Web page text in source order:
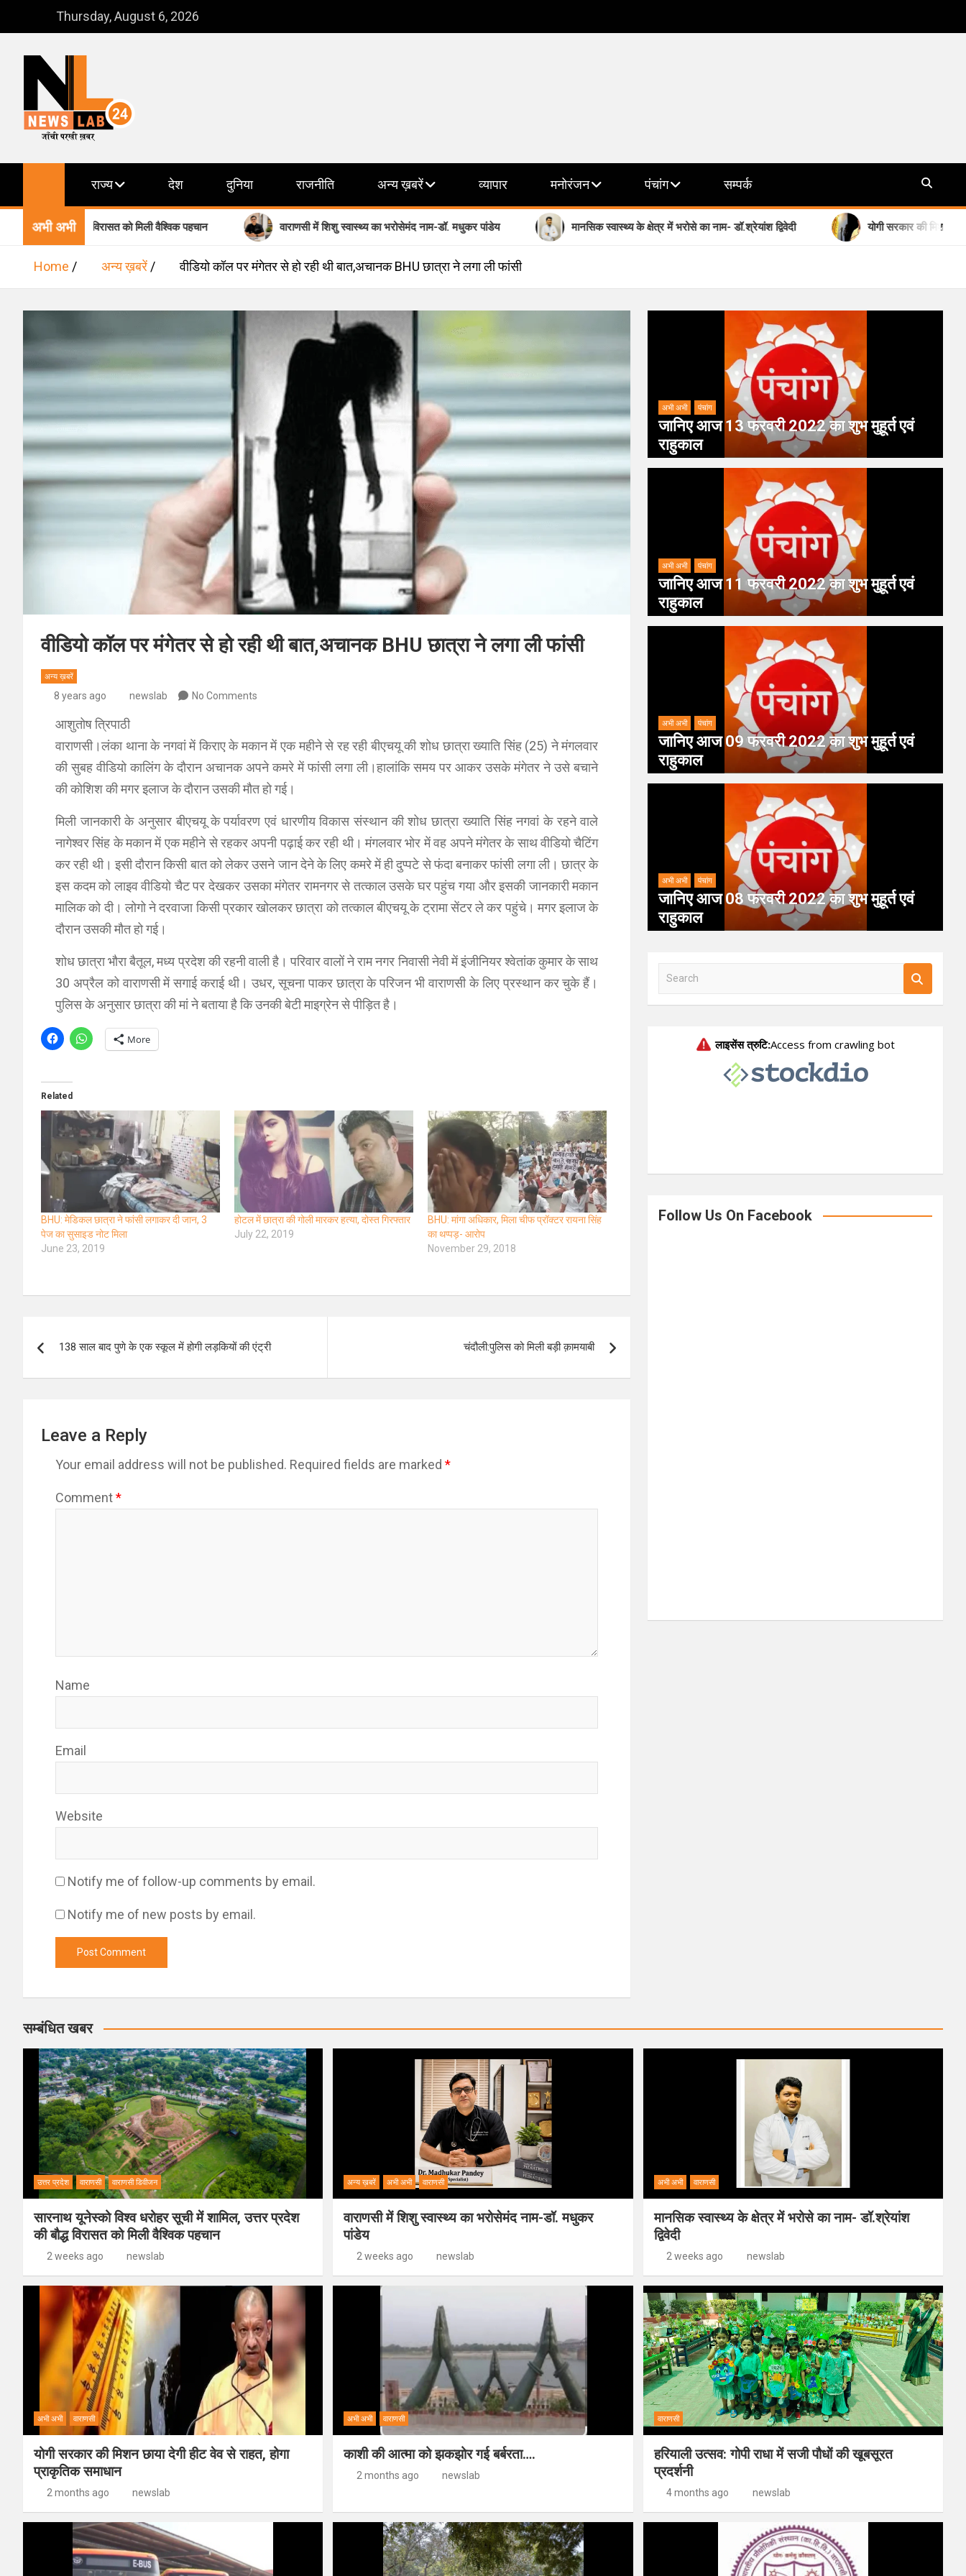
Thursday, August 6, 2026
NewsLab24
राज्य देश दुनिया राजनीति अन्य ख़बरें व्यापार मनोरंजन पंचांग सम्पर्क
अभी अभी
विरासत को मिली वैश्विक पहचान वाराणसी में शिशु स्वास्थ्य का भरोसेमंद नाम-डॉ. मधुकर पांडेय मानसिक स्वास्थ्य के क्षेत्र में भरोसे का नाम- डॉ.श्रेयांश द्विवेदी योगी सरकार की मिशन छाया देगी हीट वेव
Home अन्य ख़बरें वीडियो कॉल पर मंगेतर से हो रही थी बात,अचानक BHU छात्रा ने लगा ली फांसी
वीडियो कॉल पर मंगेतर से हो रही थी बात,अचानक BHU छात्रा ने लगा ली फांसी
अन्य ख़बरें
8 years ago newslab No Comments
आशुतोष त्रिपाठी
वाराणसी।लंका थाना के नगवां में किराए के मकान में एक महीने से रह रही बीएचयू की शोध छात्रा ख्याति सिंह (25) ने मंगलवार
की सुबह वीडियो कालिंग के दौरान अचानक अपने कमरे में फांसी लगा ली।हालांकि समय पर आकर उसके मंगेतर ने उसे बचाने
की कोशिश की मगर इलाज के दौरान उसकी मौत हो गई।
मिली जानकारी के अनुसार बीएचयू के पर्यावरण एवं धारणीय विकास संस्थान की शोध छात्रा ख्याति सिंह नगवां के रहने वाले
नागेश्वर सिंह के मकान में एक महीने से रहकर अपनी पढ़ाई कर रही थी। मंगलवार भोर में वह अपने मंगेतर के साथ वीडियो चैटिंग
कर रही थी। इसी दौरान किसी बात को लेकर उसने जान देने के लिए कमरे में ही दुप्पटे से फंदा बनाकर फांसी लगा ली। छात्र के
इस कदम को लाइव वीडियो चैट पर देखकर उसका मंगेतर रामनगर से तत्काल उसके घर पहुंच गया और इसकी जानकारी मकान
मालिक को दी। लोगो ने दरवाजा किसी प्रकार खोलकर छात्रा को तत्काल बीएचयू के ट्रामा सेंटर ले कर पहुंचे। मगर इलाज के
दौरान उसकी मौत हो गई।
शोध छात्रा भौरा बैतूल, मध्य प्रदेश की रहनी वाली है। परिवार वालों ने राम नगर निवासी नेवी में इंजीनियर श्वेतांक कुमार के साथ
30 अप्रैल को वाराणसी में सगाई कराई थी। उधर, सूचना पाकर छात्रा के परिजन भी वाराणसी के लिए प्रस्थान कर चुके हैं।
पुलिस के अनुसार छात्रा की मां ने बताया है कि उनकी बेटी माइग्रेन से पीड़ित है।
More
Related
BHU: मेडिकल छात्रा ने फांसी लगाकर दी जान, 3
पेज का सुसाइड नोट मिला
June 23, 2019
होटल में छात्रा की गोली मारकर हत्‍या, दोस्त गिरफ्तार
July 22, 2019
BHU: मांगा अधिकार, मिला चीफ प्रॉक्टर रायना सिंह
का थप्पड़- आरोप
November 29, 2018
navigation
138 साल बाद पुणे के एक स्कूल में होगी लड़कियों की एंट्री चंदौली:पुलिस को मिली बड़ी क़ामयाबी
Leave a Reply
Your email address will not be published. Required fields are marked *
Comment*
Name
Email
Website
Notify me of follow-up comments by email.
Notify me of new posts by email.
अभी अभी पंचांग
जानिए आज 13 फरवरी 2022 का शुभ मुहूर्त एवं
राहुकाल
अभी अभी पंचांग
जानिए आज 11 फरवरी 2022 का शुभ मुहूर्त एवं
राहुकाल
अभी अभी पंचांग
जानिए आज 09 फरवरी 2022 का शुभ मुहूर्त एवं
राहुकाल
अभी अभी पंचांग
जानिए आज 08 फरवरी 2022 का शुभ मुहूर्त एवं
राहुकाल
a
Follow Us On Facebook
सम्बंधित खबर
उत्तर प्रदेश वाराणसी वाराणसी डिवीजन
सारनाथ यूनेस्को विश्व धरोहर सूची में शामिल, उत्तर प्रदेश
की बौद्ध विरासत को मिली वैश्विक पहचान
2 weeks ago newslab
अन्य ख़बरें अभी अभी वाराणसी
वाराणसी में शिशु स्वास्थ्य का भरोसेमंद नाम-डॉ. मधुकर
पांडेय
2 weeks ago newslab
अभी अभी वाराणसी
मानसिक स्वास्थ्य के क्षेत्र में भरोसे का नाम- डॉ.श्रेयांश
द्विवेदी
2 weeks ago newslab
अभी अभी वाराणसी
योगी सरकार की मिशन छाया देगी हीट वेव से राहत, होगा
प्राकृतिक समाधान
2 months ago newslab
अभी अभी वाराणसी
काशी की आत्मा को झकझोर गई बर्बरता….
2 months ago newslab
वाराणसी
हरियाली उत्सव: गोपी राधा में सजी पौधों की खूबसूरत
प्रदर्शनी
4 months ago newslab